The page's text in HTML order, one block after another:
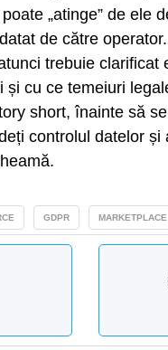
„atinge” de ele
de către
trebuie clarificat
cu ce temeiuri
short, înainte să
controlul datelor
GDPR MARKETPLACE